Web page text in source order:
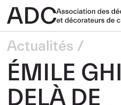
Actualités
ÉMILE
DELÀ DE